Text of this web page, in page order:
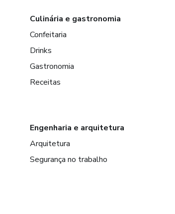
Culinária e gastronomia
Confeitaria
Drinks
Gastronomia
Receitas
Engenharia e arquitetura
Arquitetura
Segurança no trabalho